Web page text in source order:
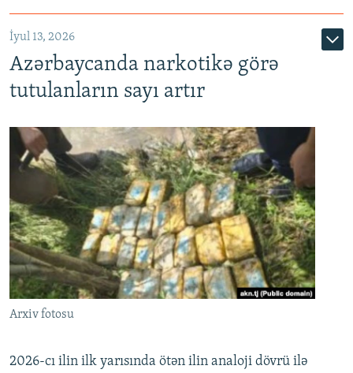
İyul 13, 2026
Azərbaycanda narkotikə görə
tutulanların sayı artır
Arxiv fotosu
2026-cı ilin ilk yarısında ötən ilin analoji dövrü ilə